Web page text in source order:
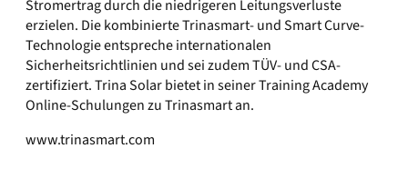
Stromertrag durch die niedrigeren Leitungsverluste
erzielen. Die kombinierte Trinasmart- und Smart Curve-
Technologie entspreche internationalen
Sicherheitsrichtlinien und sei zudem TÜV- und CSA-
zertifiziert. Trina Solar bietet in seiner Training Academy
Online-Schulungen zu Trinasmart an.
www.trinasmart.com